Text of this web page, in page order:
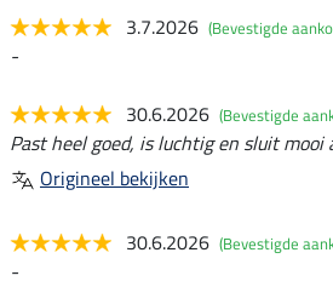
3.7.2026 (Bevestigde
-
30.6.2026 (Bevestigde
Past heel goed, is luchtig en sluit mooi
Origineel bekijken
30.6.2026 (Bevestigde
-